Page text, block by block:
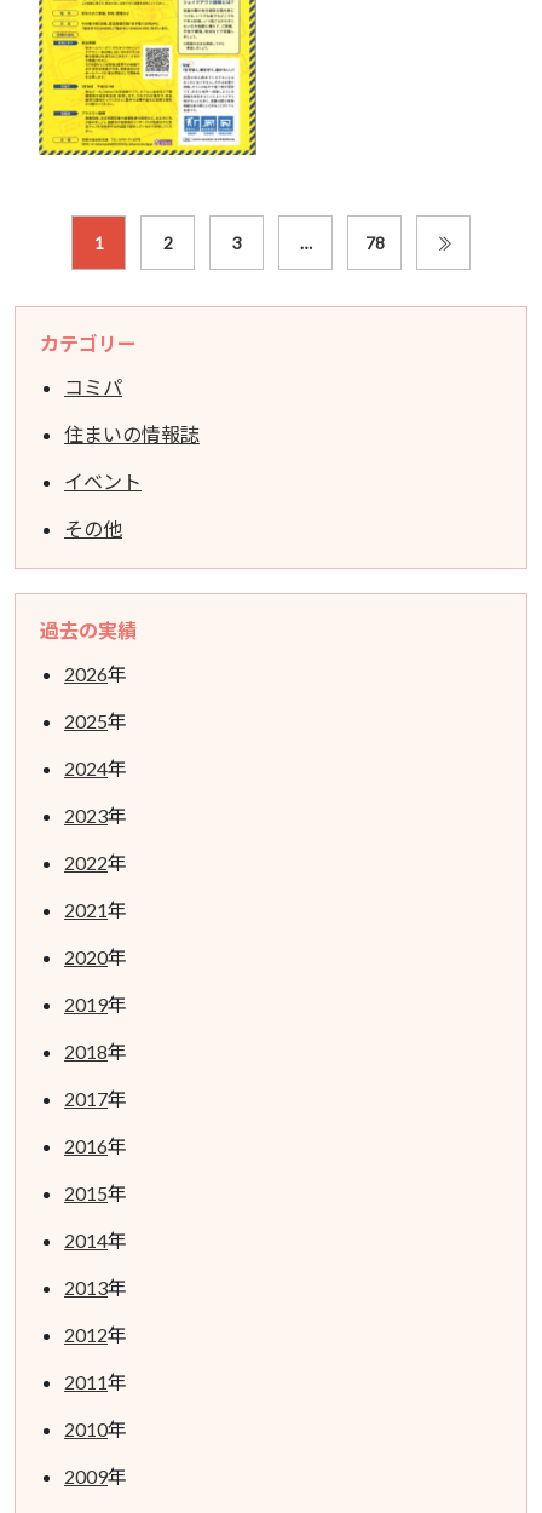
1 2 3 … 78
カテゴリー
コミパ
住まいの情報誌
イベント
その他
過去の実績
2026年
2025年
2024年
2023年
2022年
2021年
2020年
2019年
2018年
2017年
2016年
2015年
2014年
2013年
2012年
2011年
2010年
2009年